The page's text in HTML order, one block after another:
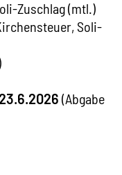
Zuschlag (mtl.)
Soli-
23.6.2026 (Abgabe